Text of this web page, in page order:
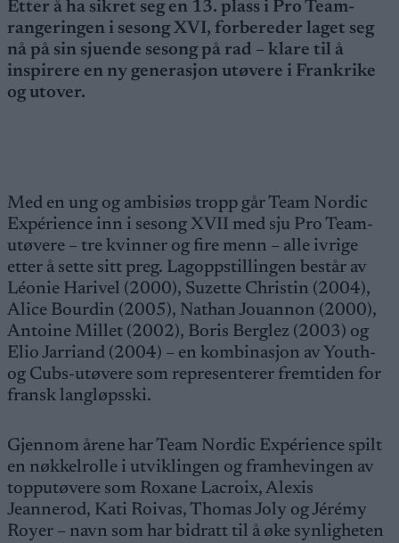
Etter å ha sikret seg en 13. plass i Pro Team-
rangeringen i sesong XVI, forbereder laget seg
nå på sin sjuende sesong på rad – klare til å
inspirere en ny generasjon utøvere i Frankrike
og utover.
Med en ung og ambisiøs tropp går Team Nordic
Expérience inn i sesong XVII med sju Pro Team-
utøvere – tre kvinner og fire menn – alle ivrige
etter å sette sitt preg. Lagoppstillingen består av
Léonie Harivel (2000), Suzette Christin (2004),
Alice Bourdin (2005), Nathan Jouannon (2000),
Antoine Millet (2002), Boris Berglez (2003) og
Elio Jarriand (2004) – en kombinasjon av Youth-
og Cubs-utøvere som representerer fremtiden for
fransk langløpsski.
Gjennom årene har Team Nordic Expérience spilt
en nøkkelrolle i utviklingen og framhevingen av
topputøvere som Roxane Lacroix, Alexis
Jeannerod, Kati Roivas, Thomas Joly og Jérémy
Royer – navn som har bidratt til å øke synligheten